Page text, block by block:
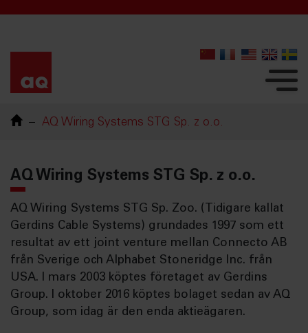
AQ Wiring Systems STG Sp. z o.o.
AQ Wiring Systems STG Sp. z o.o.
AQ Wiring Systems STG Sp. Zoo. (Tidigare kallat
Gerdins Cable Systems) grundades 1997 som ett
resultat av ett joint venture mellan Connecto AB
från Sverige och Alphabet Stoneridge Inc. från
USA. I mars 2003 köptes företaget av Gerdins
Group. I oktober 2016 köptes bolaget sedan av AQ
Group, som idag är den enda aktieägaren.